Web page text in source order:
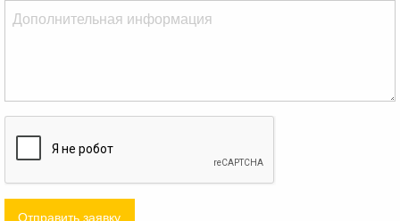
Отправить заявку